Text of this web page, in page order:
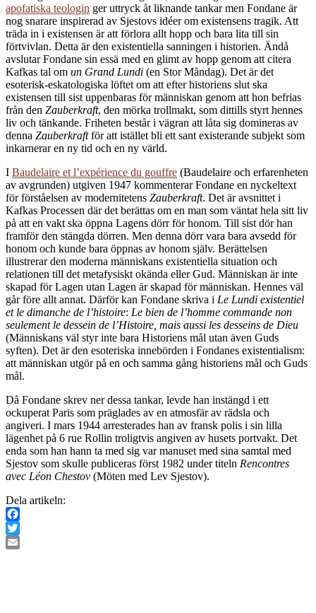
apofatiska teologin ger uttryck åt liknande tankar men Fondane är
nog snarare inspirerad av Sjestovs idéer om existensens tragik. Att
träda in i existensen är att förlora allt hopp och bara lita till sin
förtvivlan. Detta är den existentiella sanningen i historien. Ändå
avslutar Fondane sin essä med en glimt av hopp genom att citera
Kafkas tal om un Grand Lundi (en Stor Måndag). Det är det
esoterisk-eskatologiska löftet om att efter historiens slut ska
existensen till sist uppenbaras för människan genom att hon befrias
från den Zauberkraft, den mörka trollmakt, som dittills styrt hennes
liv och tänkande. Friheten består i vägran att låta sig domineras av
denna Zauberkraftför att istället bli ett sant existerande subjekt som
inkarnerar en ny tid och en ny värld.
I Baudelaire et l’expérience du gouffre (Baudelaire och erfarenheten
av avgrunden) utgiven 1947 kommenterar Fondane en nyckeltext
för förståelsen av modernitetens Zauberkraft. Det är avsnittet i
Kafkas Processen där det berättas om en man som väntat hela sitt liv
på att en vakt ska öppna Lagens dörr för honom. Till sist dör han
framför den stängda dörren. Men denna dörr vara bara avsedd för
honom och kunde bara öppnas av honom själv. Berättelsen
illustrerar den moderna människans existentiella situation och
relationen till det metafysiskt okända eller Gud. Människan är inte
skapad för Lagen utan Lagen är skapad för människan. Hennes väl
går före allt annat. Därför kan Fondane skriva i Le Lundi existentiel
et le dimanche de l’histoire: Le bien de l’homme commande non
seulement le dessein de l’Histoire, mais aussi les desseins de Dieu
(Människans väl styr inte bara Historiens mål utan även Guds
syften). Det är den esoteriska innebörden i Fondanes existentialism:
att människan utgör på en och samma gång historiens mål och Guds
mål.
Då Fondane skrev ner dessa tankar, levde han instängd i ett
ockuperat Paris som präglades av en atmosfär av rädsla och
angiveri. I mars 1944 arresterades han av fransk polis i sin lilla
lägenhet på 6 rue Rollin troligtvis angiven av husets portvakt. Det
enda som han hann ta med sig var manuset med sina samtal med
Sjestov som skulle publiceras först 1982 under titeln Rencontres
avec Léon Chestov (Möten med Lev Sjestov).
Dela artikeln:
Facebook
Twitter